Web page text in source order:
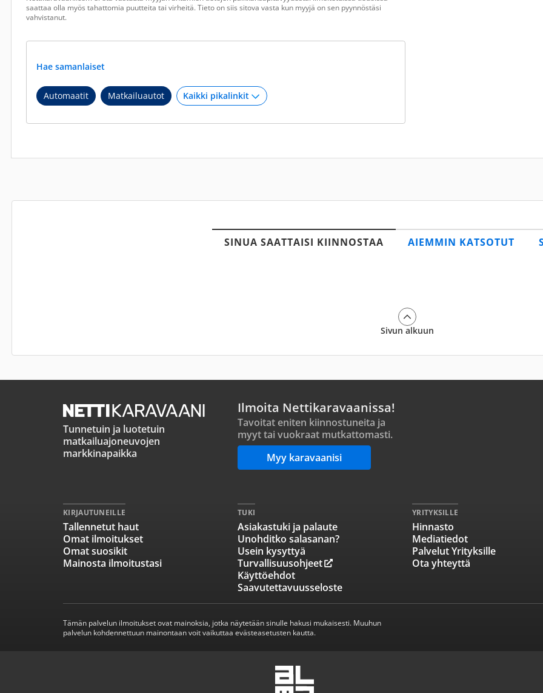
saattaa olla myös tahattomia puutteita tai virheitä. Tieto on siis sitova vasta kun myyjä on sen pyynnöstäsi
vahvistanut.
Hae samanlaiset
Automaatit Matkailuautot
SINUA SAATTAISI KIINNOSTAA AIEMMIN KATSOTUT
Sivun alkuun
Tunnetuin ja luotetuin
matkailuajoneuvojen
markkinapaikka
Ilmoita Nettikaravaanissa!
Tavoitat eniten kiinnostuneita ja
myyt tai vuokraat mutkattomasti.
Myy karavaanisi
KIRJAUTUNEILLE
Tallennetut haut
Omat ilmoitukset
Omat suosikit
Mainosta ilmoitustasi
TUKI
Asiakastuki ja palaute
Unohditko salasanan?
Usein kysyttyä
Turvallisuusohjeet
Käyttöehdot
Saavutettavuusseloste
YRITYKSILLE
Hinnasto
Mediatiedot
Palvelut Yrityksille
Ota yhteyttä
Tämän palvelun ilmoitukset ovat mainoksia, jotka näytetään sinulle hakusi mukaisesti. Muuhun
palvelun kohdennettuun mainontaan voit vaikuttaa evästeasetusten kautta.